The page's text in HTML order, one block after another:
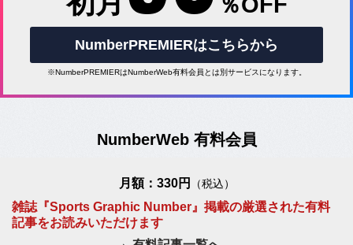
NumberPREMIERはこちらから
※NumberPREMIERはNumberWeb有料会員とは別サービスになります。
NumberWeb 有料会員
月額：330円 （税込）
雑誌『Sports Graphic Number』掲載の厳選された有料
記事をお読みいただけます